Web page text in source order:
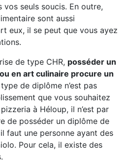
vos seuls soucis. En outre,
sont aussi
eux, il se peut que vous ayez
de type CHR, posséder un
en art culinaire procure un
de diplôme n’est pas
que vous souhaitez
à Héloup, il n’est par
de posséder un diplôme de
faut une personne ayant des
Pour cela, il existe des